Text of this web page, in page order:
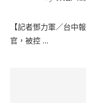
【記者鄧力軍／台中
官，被控 …